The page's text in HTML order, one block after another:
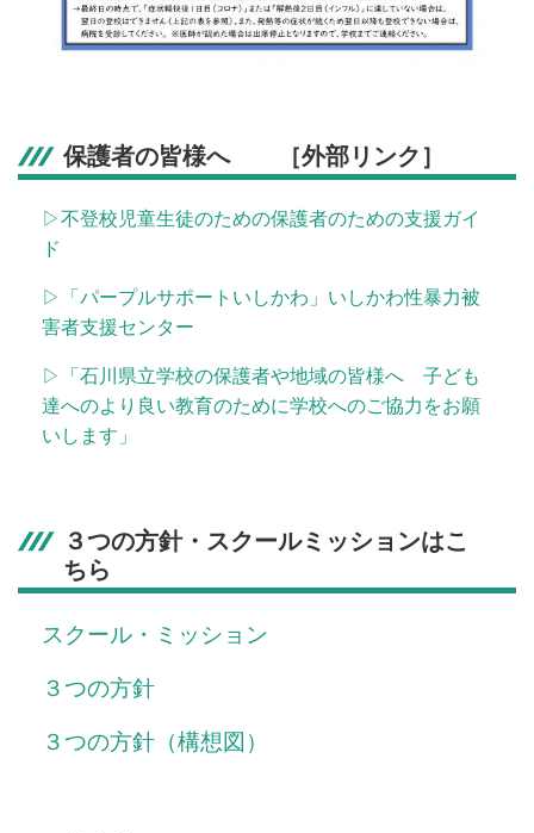
保護者の皆様へ ［外部リンク］
▷不登校児童生徒のための保護者のための支援ガイ
ド
▷「パープルサポートいしかわ」いしかわ性暴力被
害者支援センター
▷「石川県立学校の保護者や地域の皆様へ 子ども
達へのより良い教育のために学校へのご協力をお願
いします」
３つの方針・スクールミッションはこ
ちら
スクール・ミッション
３つの方針
３つの方針（構想図）